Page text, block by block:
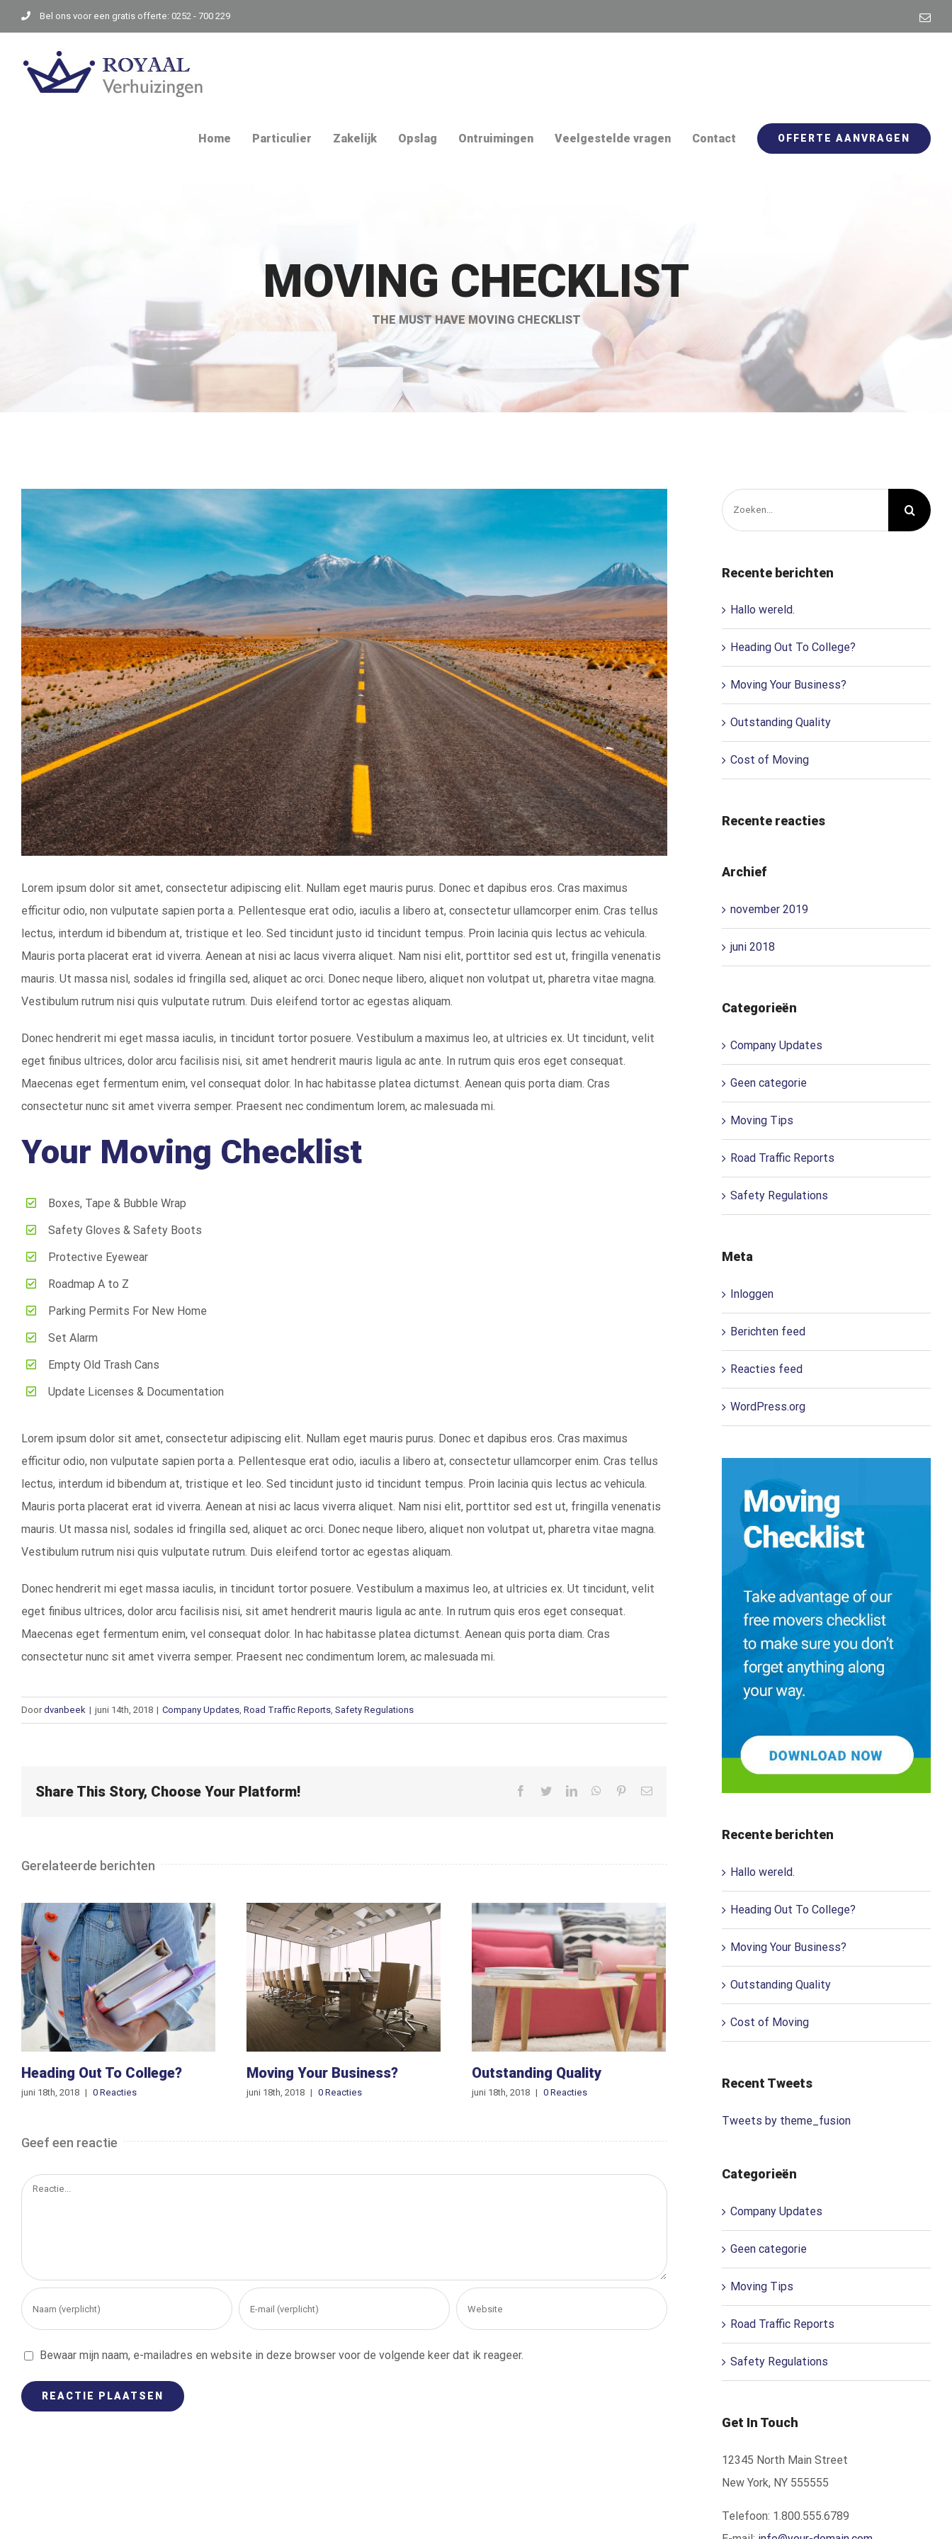
to
Bel ons voor een gratis offerte: 0252 - 700 229
E-
Home Particulier Zakelijk Opslag Ontruimingen Veelgestelde vragen Contact OFFERTE AANVRAGEN
MOVING CHECKLIST
THE MUST HAVE MOVING CHECKLIST
grotere
afbeelding
Lorem ipsum dolor sit amet, consectetur adipiscing elit. Nullam eget mauris purus. Donec et dapibus eros. Cras maximus
efficitur odio, non vulputate sapien porta a. Pellentesque erat odio, iaculis a libero at, consectetur ullamcorper enim. Cras tellus
lectus, interdum id bibendum at, tristique et leo. Sed tincidunt justo id tincidunt tempus. Proin lacinia quis lectus ac vehicula.
Mauris porta placerat erat id viverra. Aenean at nisi ac lacus viverra aliquet. Nam nisi elit, porttitor sed est ut, fringilla venenatis
mauris. Ut massa nisl, sodales id fringilla sed, aliquet ac orci. Donec neque libero, aliquet non volutpat ut, pharetra vitae magna.
Vestibulum rutrum nisi quis vulputate rutrum. Duis eleifend tortor ac egestas aliquam.
Donec hendrerit mi eget massa iaculis, in tincidunt tortor posuere. Vestibulum a maximus leo, at ultricies ex. Ut tincidunt, velit
eget finibus ultrices, dolor arcu facilisis nisi, sit amet hendrerit mauris ligula ac ante. In rutrum quis eros eget consequat.
Maecenas eget fermentum enim, vel consequat dolor. In hac habitasse platea dictumst. Aenean quis porta diam. Cras
consectetur nunc sit amet viverra semper. Praesent nec condimentum lorem, ac malesuada mi.
Your Moving Checklist
Boxes, Tape & Bubble Wrap
Safety Gloves & Safety Boots
Protective Eyewear
Roadmap A to Z
Parking Permits For New Home
Set Alarm
Empty Old Trash Cans
Update Licenses & Documentation
Lorem ipsum dolor sit amet, consectetur adipiscing elit. Nullam eget mauris purus. Donec et dapibus eros. Cras maximus
efficitur odio, non vulputate sapien porta a. Pellentesque erat odio, iaculis a libero at, consectetur ullamcorper enim. Cras tellus
lectus, interdum id bibendum at, tristique et leo. Sed tincidunt justo id tincidunt tempus. Proin lacinia quis lectus ac vehicula.
Mauris porta placerat erat id viverra. Aenean at nisi ac lacus viverra aliquet. Nam nisi elit, porttitor sed est ut, fringilla venenatis
mauris. Ut massa nisl, sodales id fringilla sed, aliquet ac orci. Donec neque libero, aliquet non volutpat ut, pharetra vitae magna.
Vestibulum rutrum nisi quis vulputate rutrum. Duis eleifend tortor ac egestas aliquam.
Donec hendrerit mi eget massa iaculis, in tincidunt tortor posuere. Vestibulum a maximus leo, at ultricies ex. Ut tincidunt, velit
eget finibus ultrices, dolor arcu facilisis nisi, sit amet hendrerit mauris ligula ac ante. In rutrum quis eros eget consequat.
Maecenas eget fermentum enim, vel consequat dolor. In hac habitasse platea dictumst. Aenean quis porta diam. Cras
consectetur nunc sit amet viverra semper. Praesent nec condimentum lorem, ac malesuada mi.
Door dvanbeek | juni 14th, 2018 | Company Updates, Road Traffic Reports, Safety Regulations
Share This Story, Choose Your Platform! facebooktwitterlinkedinwhatsapppinterest
E-
Gerelateerde berichten
Heading Out To College?
juni 18th, 2018 | 0 Reacties
Moving Your Business?
juni 18th, 2018 | 0 Reacties
Outstanding Quality
juni 18th, 2018 | 0 Reacties
Geef een reactie
Reactie
Bewaar mijn naam, e-mailadres en website in deze browser voor de volgende keer dat ik reageer.
Zoeken
naar:
Recente berichten
Hallo wereld.
Heading Out To College?
Moving Your Business?
Outstanding Quality
Cost of Moving
Recente reacties
Archief
november 2019
juni 2018
Categorieën
Company Updates
Geen categorie
Moving Tips
Road Traffic Reports
Safety Regulations
Meta
Inloggen
Berichten feed
Reacties feed
WordPress.org
Recente berichten
Hallo wereld.
Heading Out To College?
Moving Your Business?
Outstanding Quality
Cost of Moving
Recent Tweets
Tweets by theme_fusion
Categorieën
Company Updates
Geen categorie
Moving Tips
Road Traffic Reports
Safety Regulations
Get In Touch
12345 North Main Street
New York, NY 555555
Telefoon: 1.800.555.6789